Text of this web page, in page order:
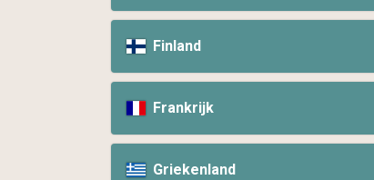
Finland
Frankrijk
Griekenland